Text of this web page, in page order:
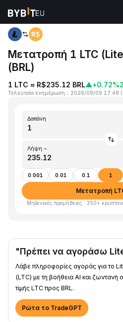
Αρχική LTC to BRL
Μετατροπή 1 LTC
(BRL)
1 LTC ≈ R$235.12 BRL▲+0.72%
Τελευταία ενημέρωση ： 2026/08/09 17:48 (
Δαπάνη
Λήψη ~
0.001 0.01 0.1 1
Μετατροπή
Μηδενικές προμήθειες · 350+
"Πρέπει να αγοράσω
Λάβε πληροφορίες αγοράς για το
(LTC) με τη βοήθεια AI και ζωντανή
τιμής LTC προς BRL.
Ρώτα το TradeGPT